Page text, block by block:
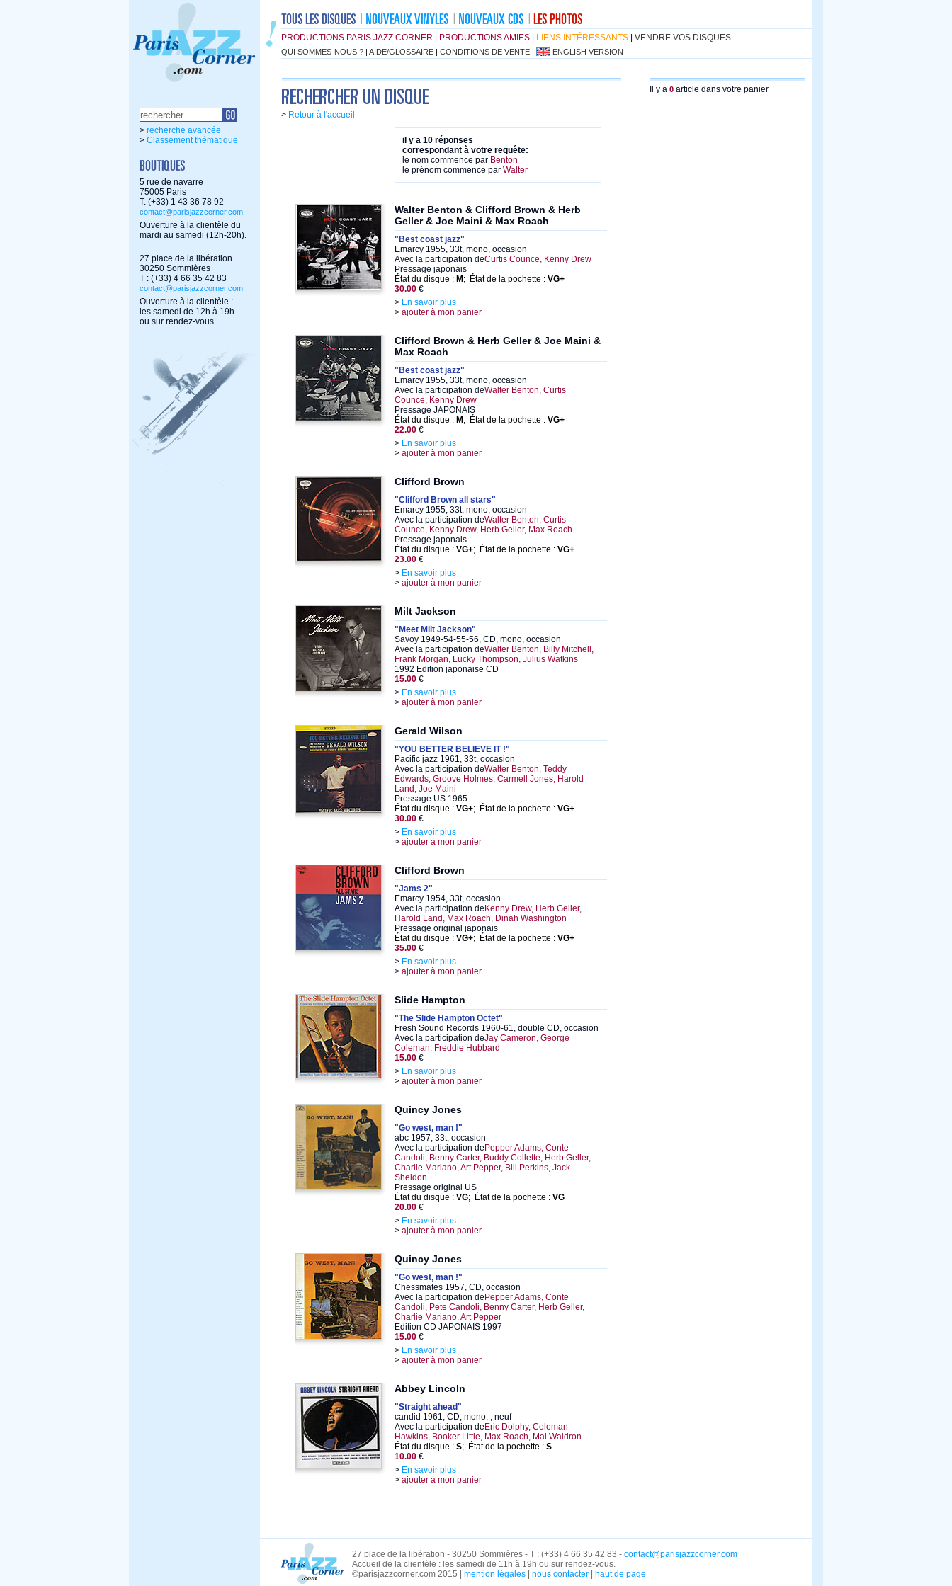
PRODUCTIONS PARIS JAZZ CORNER PRODUCTIONS AMIES LIENS INTÉRESSANTS VENDRE VOS DISQUES
QUI SOMMES-NOUS ? | AIDE/GLOSSAIRE | CONDITIONS DE VENTE | ENGLISH VERSION
> recherche avancée
> Classement thématique
5 rue de navarre
75005 Paris
T: (+33) 1 43 36 78 92
contact@parisjazzcorner.com
Ouverture à la clientèle du
mardi au samedi (12h-20h).
27 place de la libération
30250 Sommières
T : (+33) 4 66 35 42 83
contact@parisjazzcorner.com
Ouverture à la clientèle :
les samedi de 12h à 19h
ou sur rendez-vous.
> Retour à l'accueil
il y a 10 réponses
correspondant à votre requête:
le nom commence par Benton
le prénom commence par Walter
Walter Benton & Clifford Brown & Herb
Geller & Joe Maini & Max Roach
"Best coast jazz"
Emarcy 1955, 33t, mono, occasion
Avec la participation deCurtis Counce, Kenny Drew
Pressage japonais
État du disque : M ; État de la pochette : VG+
30.00 €
> En savoir plus
> ajouter à mon panier
Clifford Brown & Herb Geller & Joe Maini &
Max Roach
"Best coast jazz"
Emarcy 1955, 33t, mono, occasion
Avec la participation deWalter Benton, Curtis
Counce, Kenny Drew
Pressage JAPONAIS
État du disque : M ; État de la pochette : VG+
22.00 €
> En savoir plus
> ajouter à mon panier
Clifford Brown
"Clifford Brown all stars"
Emarcy 1955, 33t, mono, occasion
Avec la participation deWalter Benton, Curtis
Counce, Kenny Drew, Herb Geller, Max Roach
Pressage japonais
État du disque : VG+; État de la pochette : VG+
23.00 €
> En savoir plus
> ajouter à mon panier
Milt Jackson
"Meet Milt Jackson"
Savoy 1949-54-55-56, CD, mono, occasion
Avec la participation deWalter Benton, Billy Mitchell,
Frank Morgan, Lucky Thompson, Julius Watkins
1992 Edition japonaise CD
15.00 €
> En savoir plus
> ajouter à mon panier
Gerald Wilson
"YOU BETTER BELIEVE IT !"
Pacific jazz 1961, 33t, occasion
Avec la participation deWalter Benton, Teddy
Edwards, Groove Holmes, Carmell Jones, Harold
Land, Joe Maini
Pressage US 1965
État du disque : VG+; État de la pochette : VG+
30.00 €
> En savoir plus
> ajouter à mon panier
Clifford Brown
"Jams 2"
Emarcy 1954, 33t, occasion
Avec la participation de Kenny Drew, Herb Geller,
Harold Land, Max Roach, Dinah Washington
Pressage original japonais
État du disque : VG+; État de la pochette : VG+
35.00 €
> En savoir plus
> ajouter à mon panier
Slide Hampton
"The Slide Hampton Octet"
Fresh Sound Records 1960-61, double CD, occasion
Avec la participation deJay Cameron, George
Coleman, Freddie Hubbard
15.00 €
> En savoir plus
> ajouter à mon panier
Quincy Jones
"Go west, man !"
abc 1957, 33t, occasion
Avec la participation de Pepper Adams, Conte
Candoli, Benny Carter, Buddy Collette, Herb Geller,
Charlie Mariano, Art Pepper, Bill Perkins, Jack
Sheldon
Pressage original US
État du disque : VG; État de la pochette : VG
20.00 €
> En savoir plus
> ajouter à mon panier
Quincy Jones
"Go west, man !"
Chessmates 1957, CD, occasion
Avec la participation de Pepper Adams, Conte
Candoli, Pete Candoli, Benny Carter, Herb Geller,
Charlie Mariano, Art Pepper
Edition CD JAPONAIS 1997
15.00 €
> En savoir plus
> ajouter à mon panier
Abbey Lincoln
"Straight ahead"
candid 1961, CD, mono, , neuf
Avec la participation de Eric Dolphy, Coleman
Hawkins, Booker Little, Max Roach, Mal Waldron
État du disque : S; État de la pochette : S
10.00 €
> En savoir plus
> ajouter à mon panier
Il y a 0 article dans votre panier
27 place de la libération - 30250 Sommières - T : (+33) 4 66 35 42 83 - contact@parisjazzcorner.com
Accueil de la clientèle : les samedi de 11h à 19h ou sur rendez-vous.
©parisjazzcorner.com 2015 | mention légales nous contacter haut de page